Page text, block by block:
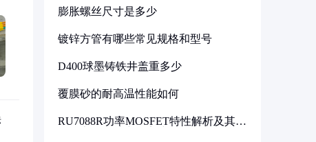
膨胀螺丝尺寸是多少
镀锌方管有哪些常见规格和型号
D400球墨铸铁井盖重多少
覆膜砂的耐高温性能如何
RU7088R功率MOSFET特性解析及其在